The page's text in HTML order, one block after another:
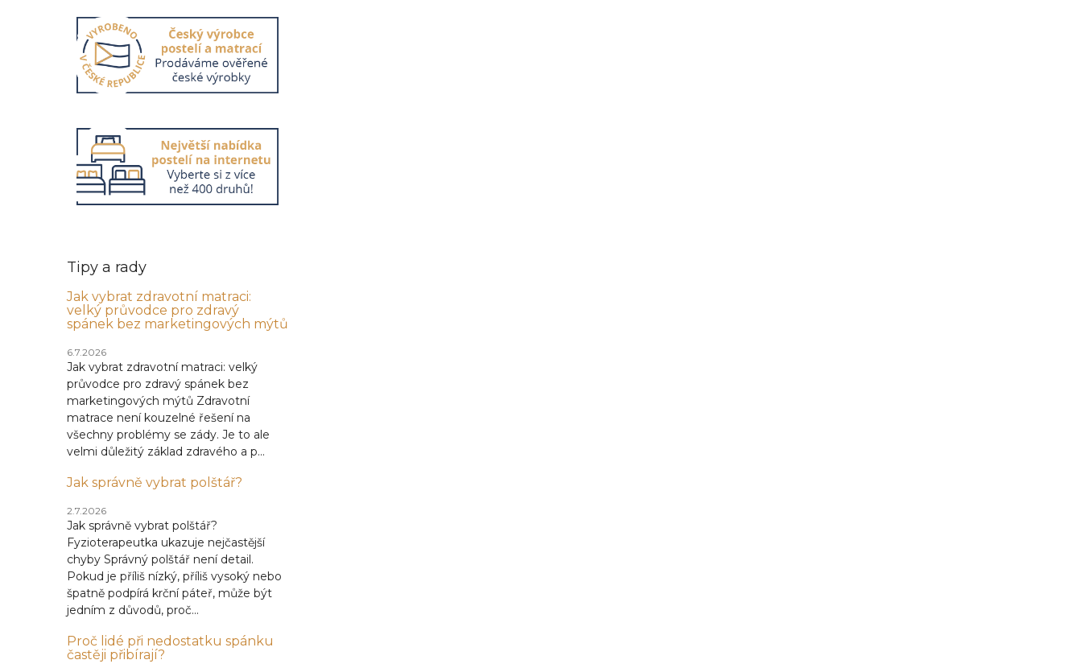
Tipy a rady
Jak vybrat zdravotní matraci:
velký průvodce pro zdravý
spánek bez marketingových mýtů
6.7.2026
Jak vybrat zdravotní matraci: velký
průvodce pro zdravý spánek bez
marketingových mýtů Zdravotní
matrace není kouzelné řešení na
všechny problémy se zády. Je to ale
velmi důležitý základ zdravého a p...
Jak správně vybrat polštář?
2.7.2026
Jak správně vybrat polštář?
Fyzioterapeutka ukazuje nejčastější
chyby Správný polštář není detail.
Pokud je příliš nízký, příliš vysoký nebo
špatně podpírá krční páteř, může být
jedním z důvodů, proč...
Proč lidé při nedostatku spánku
častěji přibírají?